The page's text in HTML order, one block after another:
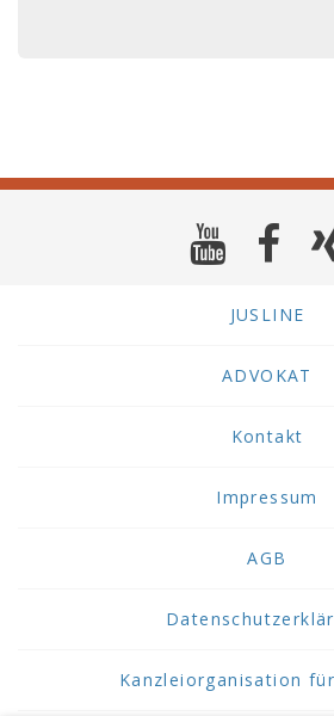
JUSLINE
ADVOKAT
Kontakt
Impressum
AGB
Kanzleiorganisation